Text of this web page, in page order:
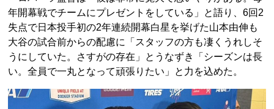
年開幕戦でチームにプレゼントをしている」と語り、6回2
失点で日本投手初の2年連続開幕白星を挙げた山本由伸も
大谷の試合前からの配慮に「スタッフの方も凄くうれしそ
うにしていた。さすがの存在」とうなずき「シーズンは長
い。全員で一丸となって頑張りたい」と力を込めた。